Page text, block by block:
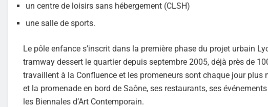
un centre de loisirs sans hébergement (CLSH)
une salle de sports.
Le pôle enfance s’inscrit dans la première phase du projet urbain
tramway dessert le quartier depuis septembre 2005, déjà près de
travaillent à la Confluence et les promeneurs sont chaque jour
et la promenade en bord de Saône, ses restaurants, ses
les Biennales d’Art Contemporain.